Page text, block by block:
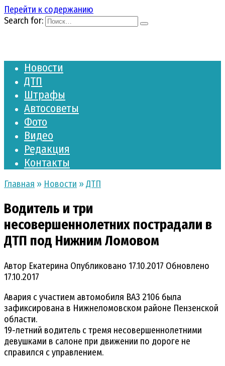
Перейти к содержанию
Search for:
Новости
ДТП
Штрафы
Автосоветы
Фото
Видео
Редакция
Контакты
Главная » Новости » ДТП
Водитель и три
несовершеннолетних пострадали в
ДТП под Нижним Ломовом
Автор Екатерина Опубликовано 17.10.2017 Обновлено
17.10.2017
Авария с участием автомобиля ВАЗ 2106 была
зафиксирована в Нижнеломовском районе Пензенской
области.
19-летний водитель с тремя несовершеннолетними
девушками в салоне при движении по дороге не
справился с управлением.